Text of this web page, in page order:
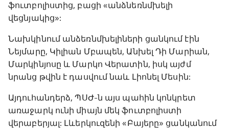
ֆուտբոլիստից, բացի «անձնեռնմխելի
վեցնյակից»:
Նախկինում անձեռնմխելիների ցանկում էին
Նեյմարը, Կիլիան Մբապեն, Անխել Դի Մարիան,
Մարկինյոսը և Մարկո Վերատին, իսկ այժմ
նրանց թվին է դասվում նաև Լիոնել Մեսին:
Այդուհանդերձ, ՊՍԺ-ն այս պահին կոնկրետ
առաջարկ ունի միայն մեկ ֆուտբոլիստի
վերաբերյալ: Լևերկուզենի «Բայերը» ցանկանում